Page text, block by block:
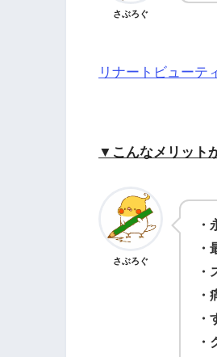
さぶろぐ
リナートビューテ
▼こんなメリット
さぶろぐ